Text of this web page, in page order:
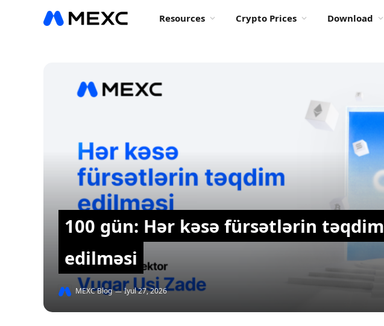
Resources Crypto Prices Download
100 gün: Hər kəsə fürsətlərin təqdim
edilməsi
MEXC Blog İyul 27, 2026